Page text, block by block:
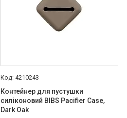
4210243
Контейнер для пустушки
силіконовий BIBS Pacifier Case,
Dark Oak